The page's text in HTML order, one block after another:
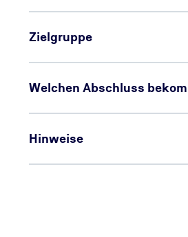
Zielgruppe
Welchen Abschluss
Hinweise